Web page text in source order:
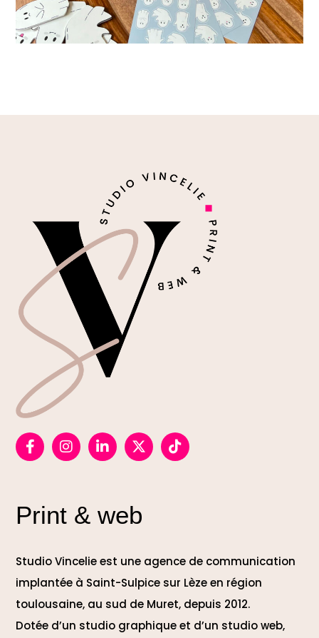
Print & web
Studio Vincelie est une agence de communication
implantée à Saint-Sulpice sur Lèze en région
toulousaine, au sud de Muret, depuis 2012.
Dotée d’un studio graphique et d’un studio web,